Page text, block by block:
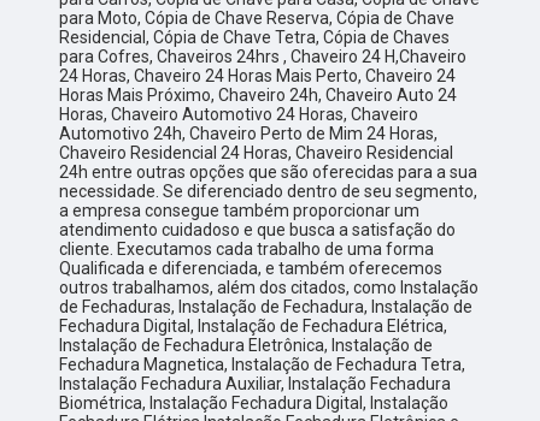
para Moto, Cópia de Chave Reserva, Cópia de Chave
Residencial, Cópia de Chave Tetra, Cópia de Chaves
para Cofres, Chaveiros 24hrs , Chaveiro 24 H,Chaveiro
24 Horas, Chaveiro 24 Horas Mais Perto, Chaveiro 24
Horas Mais Próximo, Chaveiro 24h, Chaveiro Auto 24
Horas, Chaveiro Automotivo 24 Horas, Chaveiro
Automotivo 24h, Chaveiro Perto de Mim 24 Horas,
Chaveiro Residencial 24 Horas, Chaveiro Residencial
24h entre outras opções que são oferecidas para a sua
necessidade. Se diferenciado dentro de seu segmento,
a empresa consegue também proporcionar um
atendimento cuidadoso e que busca a satisfação do
cliente. Executamos cada trabalho de uma forma
Qualificada e diferenciada, e também oferecemos
outros trabalhamos, além dos citados, como Instalação
de Fechaduras, Instalação de Fechadura, Instalação de
Fechadura Digital, Instalação de Fechadura Elétrica,
Instalação de Fechadura Eletrônica, Instalação de
Fechadura Magnetica, Instalação de Fechadura Tetra,
Instalação Fechadura Auxiliar, Instalação Fechadura
Biométrica, Instalação Fechadura Digital, Instalação